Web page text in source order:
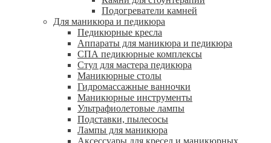
Подогреватели камней
Для маникюра и педикюра
Педикюрные кресла
Аппараты для маникюра и педикюра
СПА педикюрные комплексы
Стул для мастера педикюра
Маникюрные столы
Гидромассажные ванночки
Маникюрные инструменты
Ультрафиолетовые лампы
Подставки, пылесосы
Лампы для маникюра
Аксессуары для кресел и маникюрных